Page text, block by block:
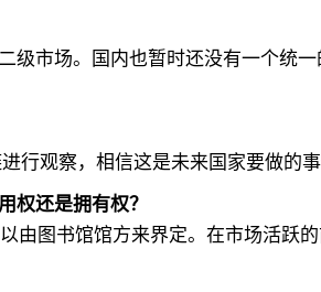
市场。国内也暂时还没有一个统
行观察，相信这是未来国家要做的事
权还是拥有权？
图书馆馆方来界定。在市场活跃的